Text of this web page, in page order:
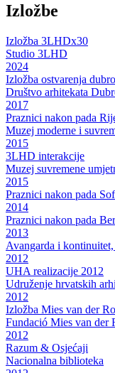
Izložbe
Izložba 3LHDx30
Studio 3LHD
2024
Izložba ostvarenja
Društvo arhitekata
2017
Praznici nakon pada
Muzej moderne i
2015
3LHD interakcije
Muzej suvremene
2015
Praznici nakon pada
2014
Praznici nakon pada
2013
Avangarda i
2012
UHA realizacije 2012
Udruženje hrvatskih
2012
Izložba Mies van der
Fundació Mies van der
2012
Razum & Osjećaji
Nacionalna biblioteka